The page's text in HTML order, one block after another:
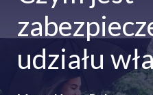
udziału